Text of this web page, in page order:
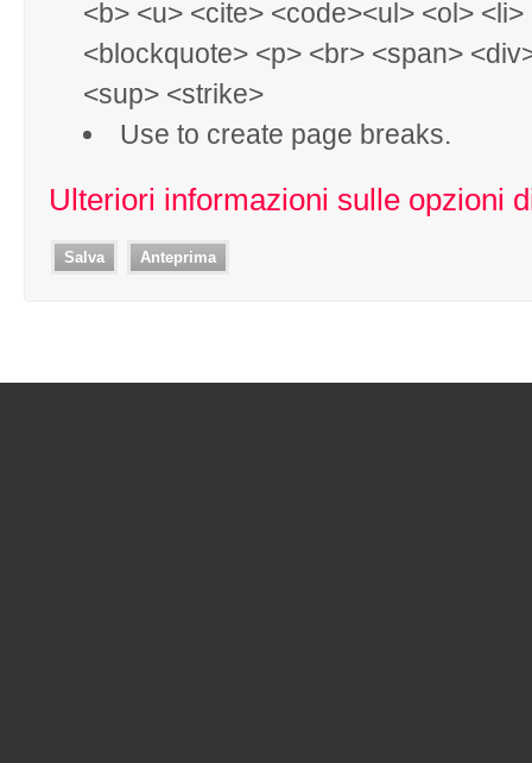
<b> <u> <cite> <code><ul> <ol>
<blockquote> <p> <br> <span>
<sup> <strike>
Use to create page breaks.
Ulteriori informazioni sulle opzioni